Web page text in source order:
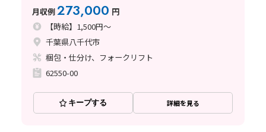
月収例273,000 円
【時給】1,500円～
千葉県八千代市
梱包・仕分け、フォークリフト
62550-00
キープする 詳細を見る